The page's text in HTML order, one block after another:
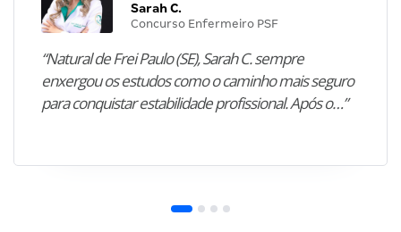
Sarah C.
Concurso Enfermeiro PSF
“Natural de Frei Paulo (SE), Sarah C. sempre
enxergou os estudos como o caminho mais seguro
para conquistar estabilidade profissional. Após o…”